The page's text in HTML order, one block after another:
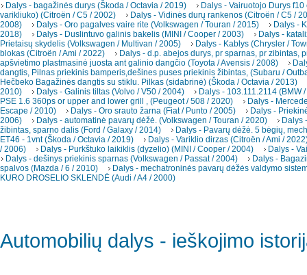
Dalys - bagažinės durys (Škoda / Octavia / 2019)
Dalys - Vairuotojo Durys
varikliuko) (Citroën / C5 / 2002)
Dalys - Vidinės durų rankenos (Citroën / C5 /
2008)
Dalys - Oro pagalves vaire rite (Volkswagen / Touran / 2015)
Dalys -
2018)
Dalys - Duslintuvo galinis bakelis (MINI / Cooper / 2003)
Dalys -
Prietaisų skydelis (Volkswagen / Multivan / 2005)
Dalys - Kablys (Chrysler /
blokas (Citroën / Ami / 2022)
Dalys - d.p. abejos durys, pr sparnas, pr zibintas,
apšvietimo plastmasinė juosta ant galinio dangčio (Toyota / Avensis / 2008)
dangtis, Pilnas priekinis bamperis,dešines puses priekinis žibintas, (Subaru /
Hečbeko Bagažinės dangtis su stiklu. Pilkas (sidabrinė) (Škoda / Octavia / 2013)
2010)
Dalys - Galinis tiltas (Volvo / V50 / 2004)
Dalys - 103.111.2114 (BMW
PSE 1.6 360ps or upper and lower grill , (Peugeot / 508 / 2020)
Dalys -
Escape / 2010)
Dalys - Oro srauto žarna (Fiat / Punto / 2005)
Dalys -
2006)
Dalys - automatinė pavarų dėžė. (Volkswagen / Touran / 2020)
Dalys
žibintas, sparno dalis (Ford / Galaxy / 2014)
Dalys - Pavarų dėžė. 5 bėgių,
ET46 - 1vnt (Škoda / Octavia / 2019)
Dalys - Variklio dirzas (Citroën / Ami /
/ 2006)
Dalys - Purkštuko laikiklis (dyzelio) (MINI / Cooper / 2004)
Dalys -
Dalys - dešinys priekinis sparnas (Volkswagen / Passat / 2004)
Dalys -
spalvos (Mazda / 6 / 2010)
Dalys - mechatroninės pavarų dėžės valdymo
KURO DROSELIO SKLENDĖ (Audi / A4 / 2000)
Automobilių dalys - ieškojimo